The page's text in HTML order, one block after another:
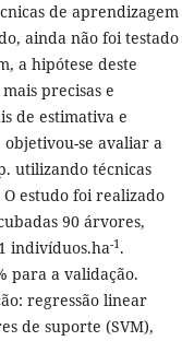
de aprendizagem
ainda não foi testado
a hipótese deste
precisas e
de estimativa e
se avaliar a
utilizando técnicas
estudo foi realizado
90 árvores,
indivíduos.ha-1.
para a validação.
regressão linear
de suporte (SVM),